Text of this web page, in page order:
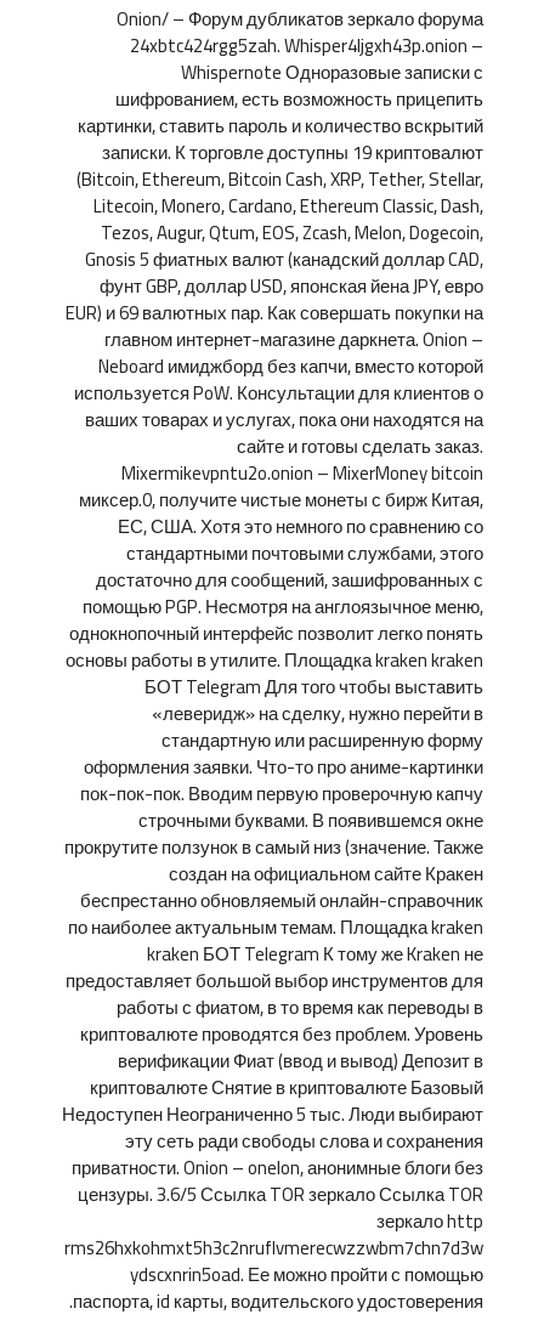
Onion/ – Форум дубликатов зеркало форума
24xbtc424rgg5zah. Whisper4ljgxh43p.onion –
Whispernote Одноразовые записки с
шифрованием, есть возможность прицепить
картинки, ставить пароль и количество вскрытий
записки. К торговле доступны 19 криптовалют
(Bitcoin, Ethereum, Bitcoin Cash, XRP, Tether, Stellar,
Litecoin, Monero, Cardano, Ethereum Classic, Dash,
Tezos, Augur, Qtum, EOS, Zcash, Melon, Dogecoin,
Gnosis 5 фиатных валют (канадский доллар CAD,
фунт GBP, доллар USD, японская йена JPY, евро
EUR) и 69 валютных пар. Как совершать покупки на
главном интернет-магазине даркнета. Onion –
Neboard имиджборд без капчи, вместо которой
используется PoW. Консультации для клиентов о
ваших товарах и услугах, пока они находятся на
сайте и готовы сделать заказ.
Mixermikevpntu2o.onion – MixerMoney bitcoin
миксер.0, получите чистые монеты с бирж Китая,
ЕС, США. Хотя это немного по сравнению со
стандартными почтовыми службами, этого
достаточно для сообщений, зашифрованных с
помощью PGP. Несмотря на англоязычное меню,
однокнопочный интерфейс позволит легко понять
основы работы в утилите. Площадка kraken kraken
БОТ Telegram Для того чтобы выставить
«леверидж» на сделку, нужно перейти в
стандартную или расширенную форму
оформления заявки. Что-то про аниме-картинки
пок-пок-пок. Вводим первую проверочную капчу
строчными буквами. В появившемся окне
прокрутите ползунок в самый низ (значение. Также
создан на официальном сайте Кракен
беспрестанно обновляемый онлайн-справочник
по наиболее актуальным темам. Площадка kraken
kraken БОТ Telegram К тому же Kraken не
предоставляет большой выбор инструментов для
работы с фиатом, в то время как переводы в
криптовалюте проводятся без проблем. Уровень
верификации Фиат (ввод и вывод) Депозит в
криптовалюте Снятие в криптовалюте Базовый
Недоступен Неограниченно 5 тыс. Люди выбирают
эту сеть ради свободы слова и сохранения
приватности. Onion – onelon, анонимные блоги без
цензуры. 3.6/5 Ссылка TOR зеркало Ссылка TOR
зеркало http
rms26hxkohmxt5h3c2nruflvmerecwzzwbm7chn7d3w
ydscxnrin5oad. Ее можно пройти с помощью
паспорта, id карты, водительского удостоверения.